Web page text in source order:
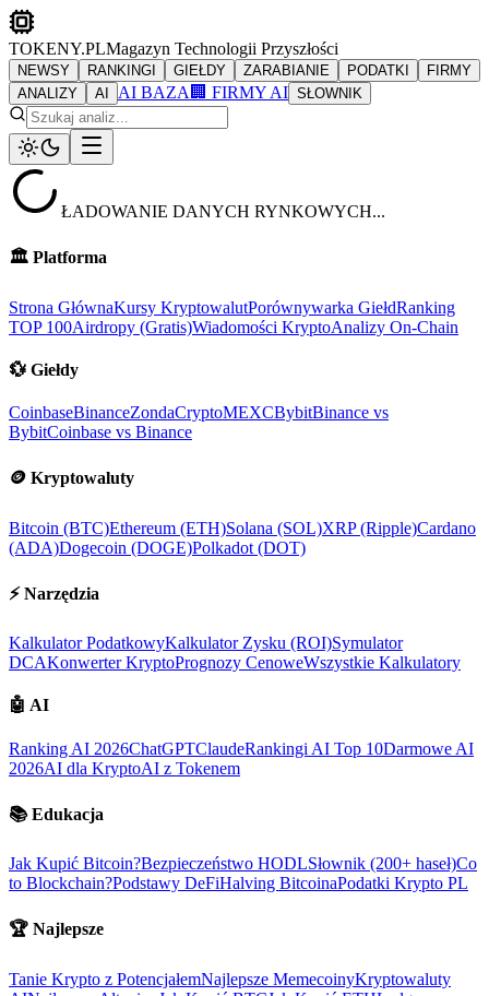
TOKENY.PLMagazyn Technologii Przyszłości
NEWSY RANKINGI GIEŁDY ZARABIANIE PODATKI
FIRMY
ANALIZY
AI AI BAZA 🏢 FIRMY AI SŁOWNIK
ŁADOWANIE DANYCH RYNKOWYCH...
🏛️ Platforma
Strona GłównaKursy KryptowalutPorównywarka GiełdRanking
TOP 100Airdropy (Gratis)Wiadomości KryptoAnalizy On-Chain
💱 Giełdy
CoinbaseBinanceZondaCryptoMEXCBybitBinance vs
BybitCoinbase vs Binance
🪙 Kryptowaluty
Bitcoin (BTC)Ethereum (ETH)Solana (SOL)XRP (Ripple)Cardano
(ADA)Dogecoin (DOGE)Polkadot (DOT)
⚡ Narzędzia
Kalkulator PodatkowyKalkulator Zysku (ROI)Symulator
DCAKonwerter KryptoPrognozy CenoweWszystkie Kalkulatory
🤖 AI
Ranking AI 2026ChatGPTClaudeRankingi AI Top 10Darmowe AI
2026AI dla KryptoAI z Tokenem
📚 Edukacja
Jak Kupić Bitcoin?Bezpieczeństwo HODLSłownik (200+ haseł)Co
to Blockchain?Podstawy DeFiHalving BitcoinaPodatki Krypto PL
🏆 Najlepsze
Tanie Krypto z PotencjałemNajlepsze MemecoinyKryptowaluty